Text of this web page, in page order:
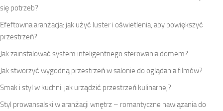
się potrzeb?
Efeftowna aranżacja: jak użyć luster i oświetlenia, aby powiększyć
przestrzeń?
Jak zainstalować system inteligentnego sterowania domem?
Jak stworzyć wygodną przestrzeń w salonie do oglądania filmów?
Smak i styl w kuchni: jak urządzić przestrzeń kulinarnej?
Styl prowansalski w aranżacji wnętrz – romantyczne nawiązania do